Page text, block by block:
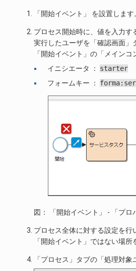
「開始イベント」 を設置します
プロセス開始時に、値を入力
実行したユーザを「確認画面
「開始イベント」の「メイン
イニシエータ ： starter
フォームキー ：
図： 「開始イベント」 - 「プ
プロセス全体に対する設定を行
「開始イベント」ではない場
「プロセス」タブの「処理対